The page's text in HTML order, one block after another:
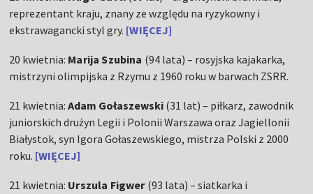
reprezentant kraju, znany ze względu na ryzykowny i
ekstrawagancki styl gry. [WIĘCEJ]
20 kwietnia: Marija Szubina (94 lata) – rosyjska kajakarka,
mistrzyni olimpijska z Rzymu z 1960 roku w barwach ZSRR.
21 kwietnia:Adam Gołaszewski (31 lat) – piłkarz, zawodnik
juniorskich drużyn Legii i Polonii Warszawa oraz Jagiellonii
Białystok, syn Igora Gołaszewskiego, mistrza Polski z 2000
roku. [WIĘCEJ]
21 kwietnia: Urszula Figwer (93 lata) – siatkarka i